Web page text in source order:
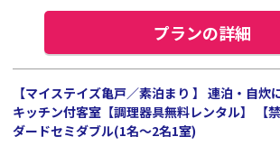
プランの詳細
【マイステイズ亀戸／素泊まり 】 連泊・自
キッチン付客室【調理器具無料レンタル】 【
ダードセミダブル(1名～2名1室)